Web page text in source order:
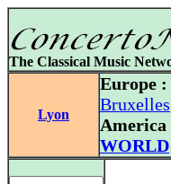
The Classical Music
Lyon
Europe :
Bruxelles
America
WORLD